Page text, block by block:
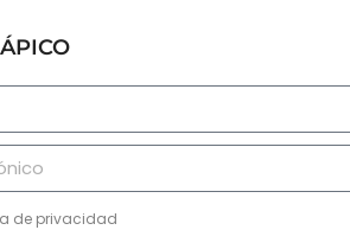
de privacidad